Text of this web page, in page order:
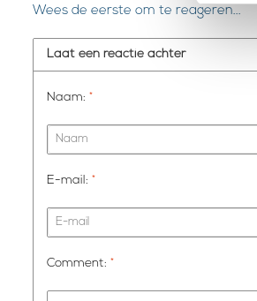
Wees de eerste om te reageren...
Laat een reactie achter
Naam: *
E-mail: *
Comment: *